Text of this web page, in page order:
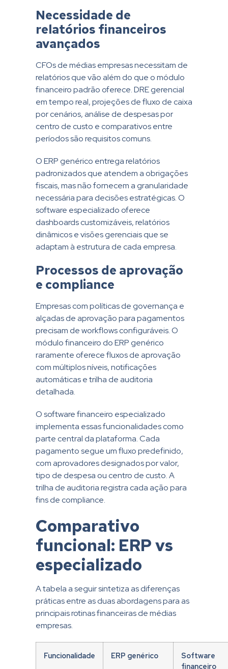
Necessidade de
relatórios financeiros
avançados
CFOs de médias empresas necessitam de
relatórios que vão além do que o módulo
financeiro padrão oferece. DRE gerencial
em tempo real, projeções de fluxo de caixa
por cenários, análise de despesas por
centro de custo e comparativos entre
períodos são requisitos comuns.
O ERP genérico entrega relatórios
padronizados que atendem a obrigações
fiscais, mas não fornecem a granularidade
necessária para decisões estratégicas. O
software especializado oferece
dashboards customizáveis, relatórios
dinâmicos e visões gerenciais que se
adaptam à estrutura de cada empresa.
Processos de aprovação
e compliance
Empresas com políticas de governança e
alçadas de aprovação para pagamentos
precisam de workflows configuráveis. O
módulo financeiro do ERP genérico
raramente oferece fluxos de aprovação
com múltiplos níveis, notificações
automáticas e trilha de auditoria
detalhada.
O software financeiro especializado
implementa essas funcionalidades como
parte central da plataforma. Cada
pagamento segue um fluxo predefinido,
com aprovadores designados por valor,
tipo de despesa ou centro de custo. A
trilha de auditoria registra cada ação para
fins de compliance.
Comparativo
funcional: ERP vs
especializado
A tabela a seguir sintetiza as diferenças
práticas entre as duas abordagens para as
principais rotinas financeiras de médias
empresas.
Funcionalidade ERP genérico
Software
financeiro